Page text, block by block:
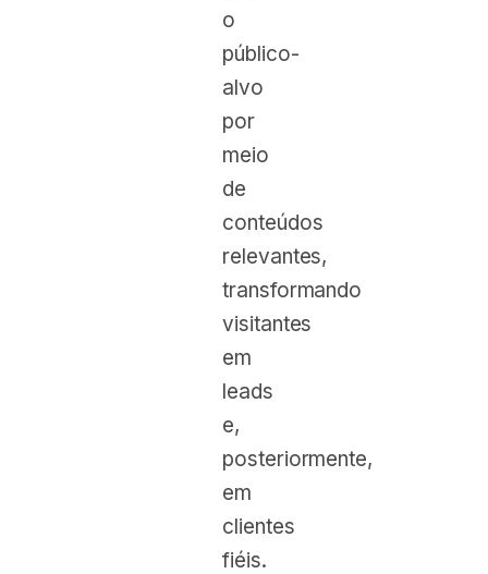
o
público-
alvo
por
meio
de
conteúdos
relevantes,
transformando
visitantes
em
leads
e,
posteriormente,
em
clientes
fiéis.